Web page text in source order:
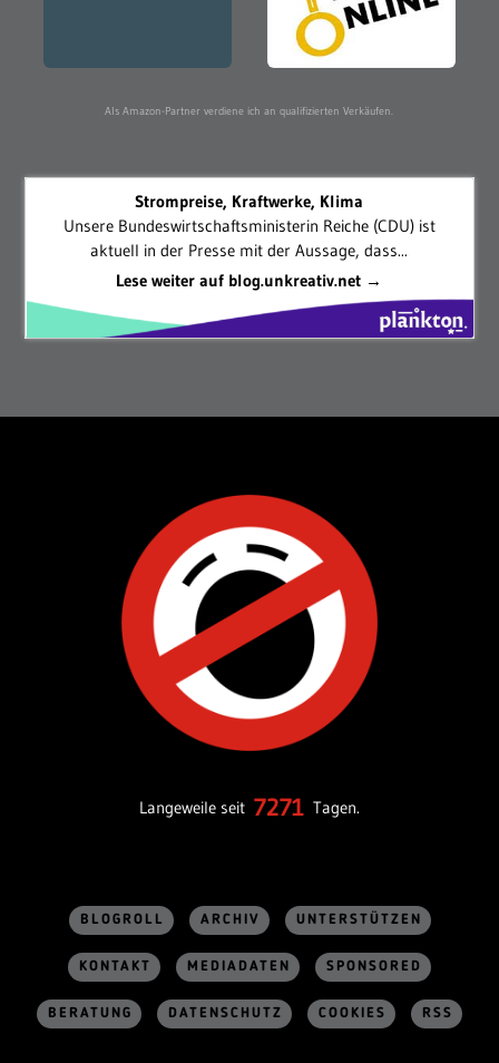
Als Amazon-Partner verdiene ich an qualifizierten Verkäufen.
Strompreise, Kraftwerke, Klima
Unsere Bundeswirtschaftsministerin Reiche (CDU) ist
aktuell in der Presse mit der Aussage, dass...
Lese weiter auf blog.unkreativ.net →
Langeweile seit 7271 Tagen.
BLOGROLL ARCHIV UNTERSTÜTZEN
KONTAKT MEDIADATEN SPONSORED
BERATUNG DATENSCHUTZ COOKIES RSS